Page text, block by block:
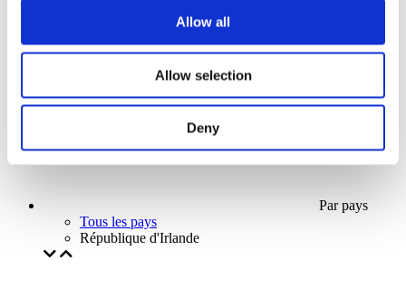
Allow all
Allow selection
Deny
Sans sous-genre
Appliquer
Par pays
Tous les pays
République d'Irlande